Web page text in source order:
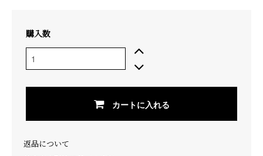
購入数
カートに入れる
返品について